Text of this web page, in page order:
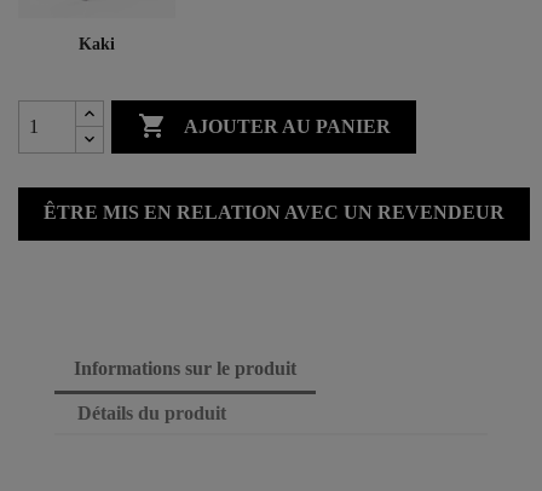
Kaki
 AJOUTER AU PANIER
ÊTRE MIS EN RELATION AVEC UN REVENDEUR
Informations sur le produit
Détails du produit